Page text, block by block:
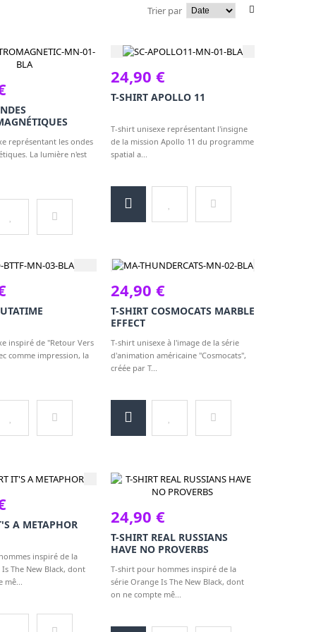
Trier par
représentant les ondes
La lumière n'est
24,90 €
T-SHIRT APOLLO 11
T-shirt unisexe représentant l'insigne
de la mission Apollo 11 du programme
spatial a...
inspiré de "Retour Vers
comme impression, la
24,90 €
T-SHIRT COSMOCATS MARBLE
EFFECT
T-shirt unisexe à l'image de la série
d'animation américaine "Cosmocats",
créée par T...
A METAPHOR
inspiré de la
The New Black, dont
mê...
24,90 €
T-SHIRT REAL RUSSIANS
HAVE NO PROVERBS
T-shirt pour hommes inspiré de la
série Orange Is The New Black, dont
on ne compte mê...